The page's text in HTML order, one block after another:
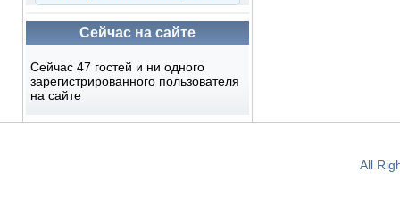
Сейчас на сайте
Сейчас 47 гостей и ни одного
зарегистрированного пользователя
на сайте
All